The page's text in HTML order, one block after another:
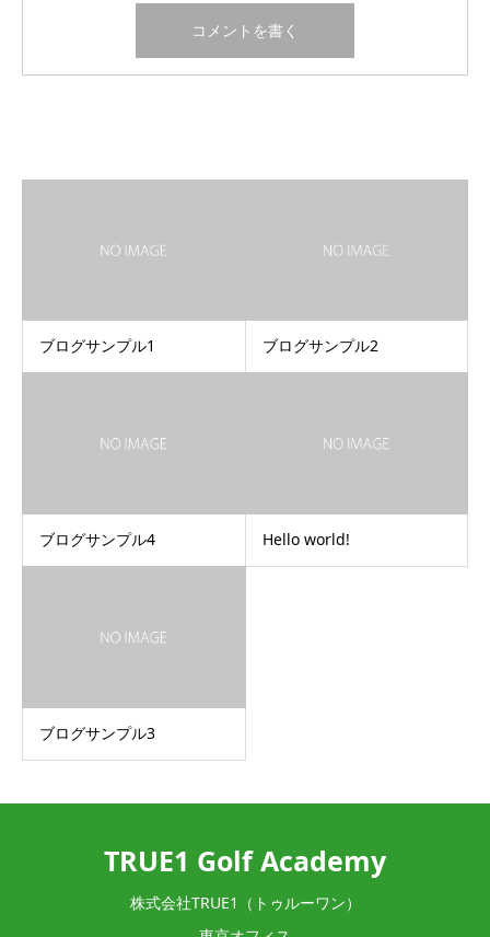
ブログサンプル1 ブログサンプル2
ブログサンプル4 Hello world!
ブログサンプル3
TRUE1 Golf Academy
株式会社TRUE1（トゥルーワン）